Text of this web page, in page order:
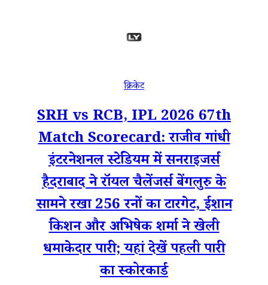
क्रिकेट
SRH vs RCB, IPL 2026 67th
Match Scorecard: राजीव गांधी
इंटरनेशनल स्टेडियम में सनराइजर्स
हैदराबाद ने रॉयल चैलेंजर्स बेंगलुरु के
सामने रखा 256 रनों का टारगेट, ईशान
किशन और अभिषेक शर्मा ने खेली
धमाकेदार पारी; यहां देखें पहली पारी
का स्कोरकार्ड